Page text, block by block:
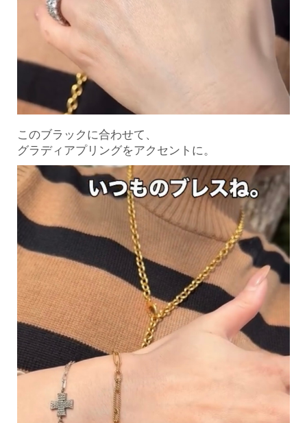
このブラックに合わせて、
グラディアプリングをアクセントに。